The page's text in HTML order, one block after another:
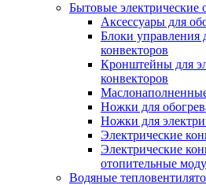
Бытовые электрические
Аксессуары для
Блоки управления
конвекторов
Кронштейны для
конвекторов
Ножки для
Ножки для
Электрические
Электрические
отопительные
Водяные